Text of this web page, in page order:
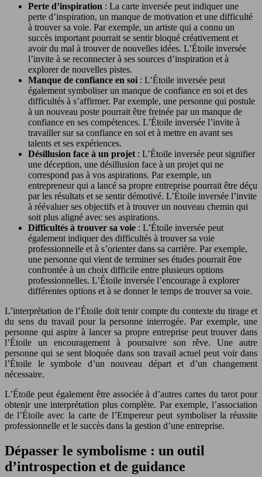
Perte d’inspiration : La carte inversée peut indiquer une
perte d’inspiration, un manque de motivation et une difficulté
à trouver sa voie. Par exemple, un artiste qui a connu un
succès important pourrait se sentir bloqué créativement et
avoir du mal à trouver de nouvelles idées. L’Étoile inversée
l’invite à se reconnecter à ses sources d’inspiration et à
explorer de nouvelles pistes.
Manque de confiance en soi : L’Étoile inversée peut
également symboliser un manque de confiance en soi et des
difficultés à s’affirmer. Par exemple, une personne qui postule
à un nouveau poste pourrait être freinée par un manque de
confiance en ses compétences. L’Étoile inversée l’invite à
travailler sur sa confiance en soi et à mettre en avant ses
talents et ses expériences.
Désillusion face à un projet : L’Étoile inversée peut signifier
une déception, une désillusion face à un projet qui ne
correspond pas à vos aspirations. Par exemple, un
entrepreneur qui a lancé sa propre entreprise pourrait être déçu
par les résultats et se sentir démotivé. L’Étoile inversée l’invite
à réévaluer ses objectifs et à trouver un nouveau chemin qui
soit plus aligné avec ses aspirations.
Difficultés à trouver sa voie : L’Étoile inversée peut
également indiquer des difficultés à trouver sa voie
professionnelle et à s’orienter dans sa carrière. Par exemple,
une personne qui vient de terminer ses études pourrait être
confrontée à un choix difficile entre plusieurs options
professionnelles. L’Étoile inversée l’encourage à explorer
différentes options et à se donner le temps de trouver sa voie.
L’interprétation de l’Étoile doit tenir compte du contexte du tirage et
du sens du travail pour la personne interrogée. Par exemple, une
personne qui aspire à lancer sa propre entreprise peut trouver dans
l’Étoile un encouragement à poursuivre son rêve. Une autre
personne qui se sent bloquée dans son travail actuel peut voir dans
l’Étoile le symbole d’un nouveau départ et d’un changement
nécessaire.
L’Étoile peut également être associée à d’autres cartes du tarot pour
obtenir une interprétation plus complète. Par exemple, l’association
de l’Étoile avec la carte de l’Empereur peut symboliser la réussite
professionnelle et le succès dans la gestion d’une entreprise.
Dépasser le symbolisme : un outil
d’introspection et de guidance